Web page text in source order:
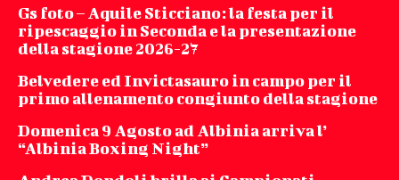
Gs foto – Aquile Sticciano: la festa per il
ripescaggio in Seconda e la presentazione
della stagione 2026-27
Belvedere ed Invictasauro in campo per il
primo allenamento congiunto della stagione
Domenica 9 Agosto ad Albinia arriva l’
“Albinia Boxing Night”